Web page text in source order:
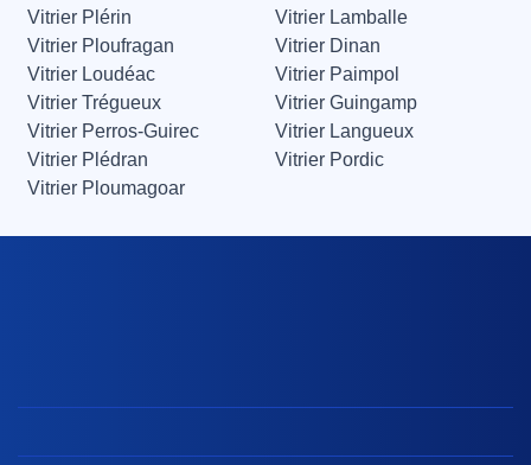
Vitrier Plérin
Vitrier Lamballe
Vitrier Ploufragan
Vitrier Dinan
Vitrier Loudéac
Vitrier Paimpol
Vitrier Trégueux
Vitrier Guingamp
Vitrier Perros-Guirec
Vitrier Langueux
Vitrier Plédran
Vitrier Pordic
Vitrier Ploumagoar